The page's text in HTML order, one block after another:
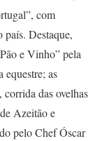
com
país. Destaque,
e Vinho” pela
as
corrida das ovelhas
Azeitão e
pelo Chef Óscar